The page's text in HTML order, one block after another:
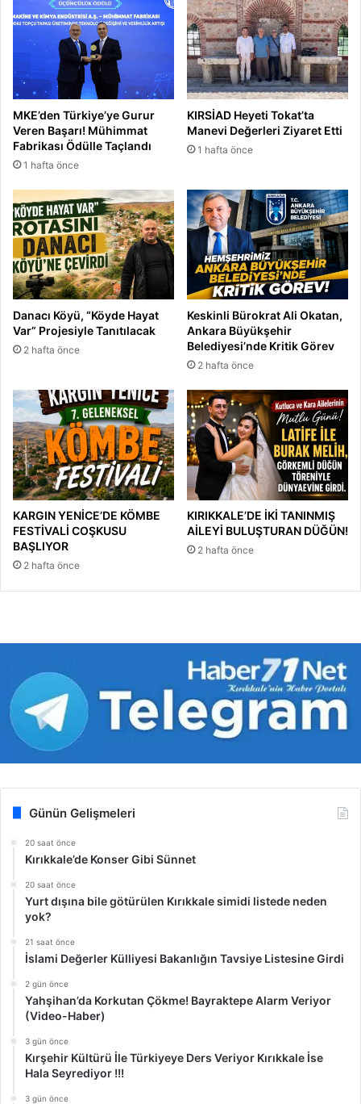
'
G
K
a
ı
y
o
r
"
MKE’den Türkiye’ye Gurur
Veren Başarı! Mühimmat
Fabrikası Ödülle Taçlandı
1 hafta önce
KIRSİAD Heyeti Tokat’ta
Manevi Değerleri Ziyaret Etti
1 hafta önce
Danacı Köyü, “Köyde Hayat
Var” Projesiyle Tanıtılacak
2 hafta önce
Keskinli Bürokrat Ali Okatan,
Ankara Büyükşehir
Belediyesi’nde Kritik Görev
2 hafta önce
KARGIN YENİCE’DE KÖMBE
FESTİVALİ COŞKUSU
BAŞLIYOR
2 hafta önce
KIRIKKALE’DE İKİ TANINMIŞ
AİLEYİ BULUŞTURAN DÜĞÜN!
2 hafta önce
Günün Gelişmeleri
20 saat önce
Kırıkkale’de Konser Gibi Sünnet
20 saat önce
Yurt dışına bile götürülen Kırıkkale simidi listede neden
yok?
21 saat önce
İslami Değerler Külliyesi Bakanlığın Tavsiye Listesine Girdi
2 gün önce
Yahşihan’da Korkutan Çökme! Bayraktepe Alarm Veriyor
(Video-Haber)
3 gün önce
Kırşehir Kültürü İle Türkiyeye Ders Veriyor Kırıkkale İse
Hala Seyrediyor !!!
3 gün önce